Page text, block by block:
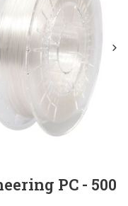
PC - 500